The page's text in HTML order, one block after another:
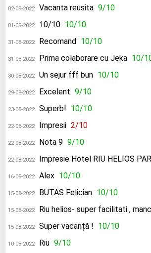
02-09-2022 Vacanta reusita 9/10
01-09-2022 10/10 10/10
31-08-2022 Recomand 10/10
31-08-2022 Prima colaborare cu Jeka 10/
30-08-2022 Un sejur fff bun 10/10
29-08-2022 Excelent 9/10
23-08-2022 Superb! 10/10
22-08-2022 Impresii 2/10
22-08-2022 Nota 9 9/10
22-08-2022 Impresie Hotel RIU HELIOS
16-08-2022 Alex 10/10
15-08-2022 BUTAS Felician 10/10
15-08-2022 Riu helios- super facilitati ,
15-08-2022 Super vacanță ! 10/10
10-08-2022 Riu 9/10